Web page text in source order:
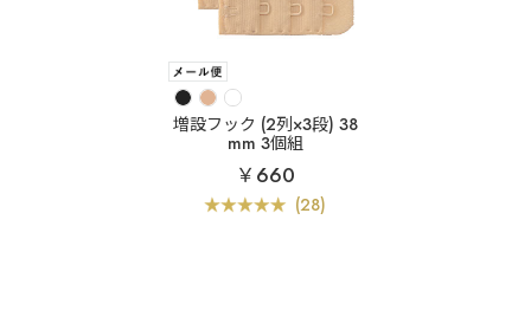
増設フック (2列×3段) 38
mm 3個組
￥660
(28)